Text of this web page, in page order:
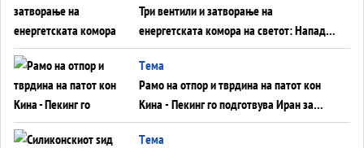
Три вентили и затворање на
енергетската комора на светот: Нападот
во Суец најавува глобален енергетски
инфаркт?
Tема
Рамо на отпор и тврдина на патот кон
Кина - Пекинг го подготвува Иран за
американска копнена инвазија
Tема